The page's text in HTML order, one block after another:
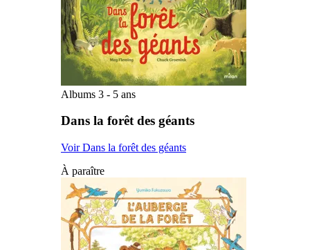
Albums 3 - 5 ans
Dans la forêt des géants
Voir Dans la forêt des géants
À paraître